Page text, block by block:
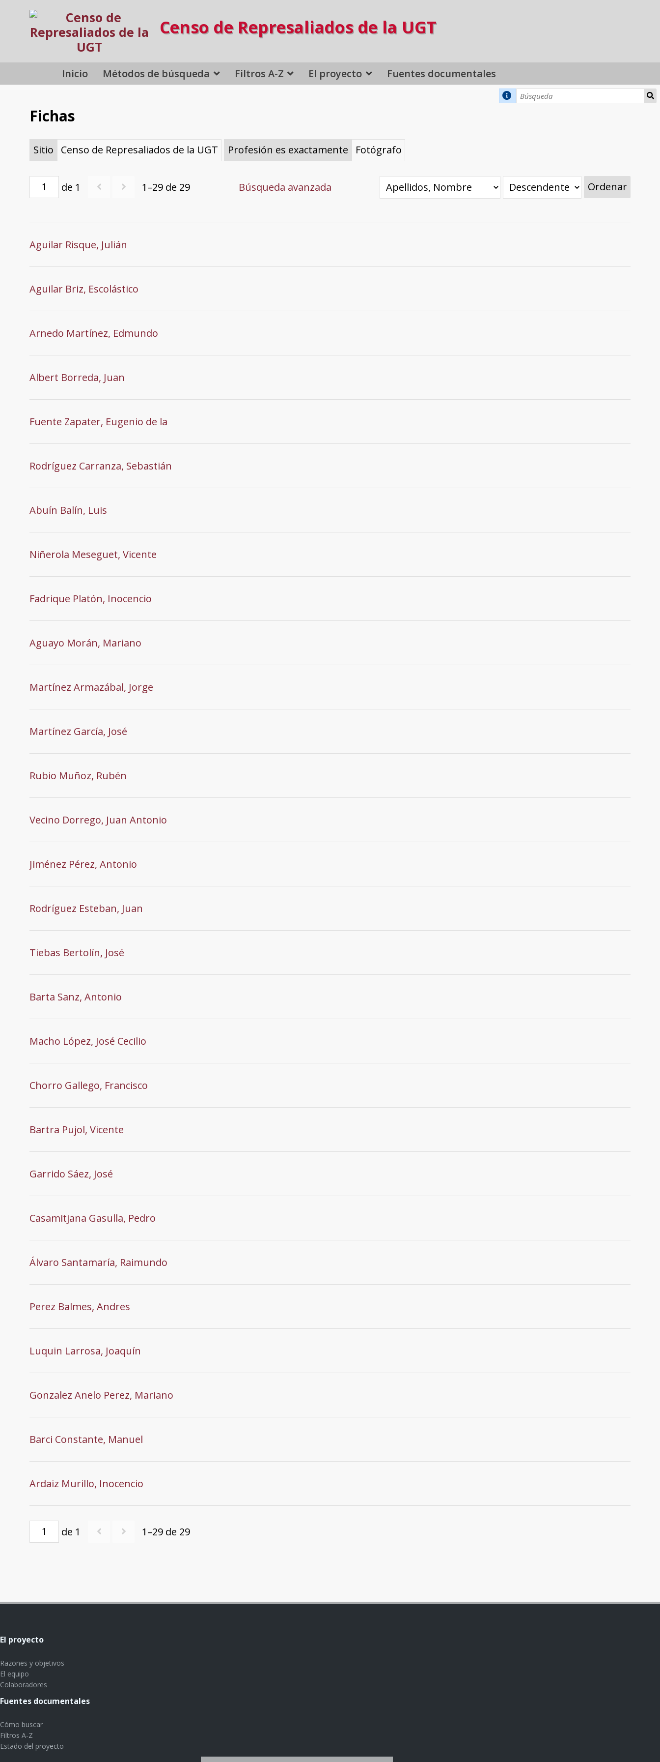
Censo de Represaliados de la UGT
Inicio Métodos de búsqueda Filtros A-Z El proyecto Fuentes documentales
Fichas
Sitio Censo de Represaliados de la UGT Profesión es exactamente Fotógrafo
de 1 1–29 de 29 Búsqueda avanzada Ordenar
Aguilar Risque, Julián
Aguilar Briz, Escolástico
Arnedo Martínez, Edmundo
Albert Borreda, Juan
Fuente Zapater, Eugenio de la
Rodríguez Carranza, Sebastián
Abuín Balín, Luis
Niñerola Meseguet, Vicente
Fadrique Platón, Inocencio
Aguayo Morán, Mariano
Martínez Armazábal, Jorge
Martínez García, José
Rubio Muñoz, Rubén
Vecino Dorrego, Juan Antonio
Jiménez Pérez, Antonio
Rodríguez Esteban, Juan
Tiebas Bertolín, José
Barta Sanz, Antonio
Macho López, José Cecilio
Chorro Gallego, Francisco
Bartra Pujol, Vicente
Garrido Sáez, José
Casamitjana Gasulla, Pedro
Álvaro Santamaría, Raimundo
Perez Balmes, Andres
Luquin Larrosa, Joaquín
Gonzalez Anelo Perez, Mariano
Barci Constante, Manuel
Ardaiz Murillo, Inocencio
de 1 1–29 de 29
El proyecto
Razones y objetivos
El equipo
Colaboradores
Fuentes documentales
Cómo buscar
Filtros A-Z
Estado del proyecto